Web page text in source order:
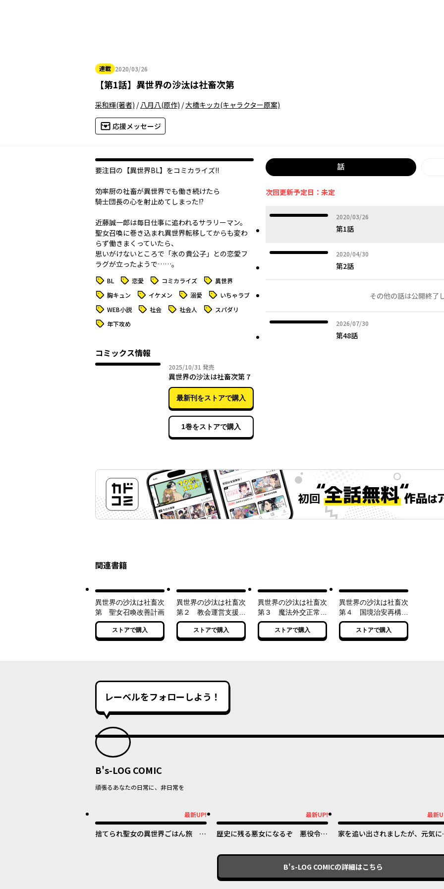
連載 2020/03/26
2020年03月26日
【第1話】 異世界の沙汰は社畜次第
采和輝(著者) /八月八(原作) /大橋キッカ(キャラクター原案)
応援メッセージ
要注目の【異世界BL】をコミカライズ!!
効率厨の社畜が異世界でも働き続けたら――
騎士団長の心を射止めてしまった!?
近藤誠一郎は毎日仕事に追われるサラリーマン。
聖女召喚に巻き込まれ異世界転移してからも変わ
らず働きまくっていたら、
思いがけないところで「氷の貴公子」との恋愛フ
ラグが立ったようで……。
タグ BL タグ 恋愛 タグ コミカライズ タグ 異世界
タグ 胸キュン タグ イケメン タグ 溺愛 タグ いちゃラブ
タグ WEB小説 タグ 社会 タグ 社会人 タグ スパダリ
タグ 年下攻め
コミックス情報
2025/10/31 2025年10月31日
発売
異世界の沙汰は社畜次第 7
最新刊をストアで購入
1巻をストアで購入
話
次回更新予定日：未定
2020/03/26
2020年03月26日
第1話
2020/04/30
2020年04月30日
第2話
その他の話は公開終了
2026/07/30
2026年07月30日
第48話
関連書籍
異世界の沙汰は社畜次
第 聖女召喚改善計画
ストアで購入
異世界の沙汰は社畜次
第２ 教会運営支援計
画【電子特別版】
ストアで購入
異世界の沙汰は社畜次
第３ 魔法外交正常化
計画
ストアで購入
異世界の沙汰は社畜次
第４ 国境治安再構築
計画
ストアで購入
レーベルをフォローしよう！
B's-LOG COMIC
頑張るあなたの日常に、非日常を
最新UP!
捨てられ聖女の異世界ごはん旅 隠
最新UP!
歴史に残る悪女になるぞ 悪役令嬢
うです！
最新
家を追い出されましたが、元気に
知識で快適便利なセカンドライフ
~
B's-LOG COMICの詳細はこちら